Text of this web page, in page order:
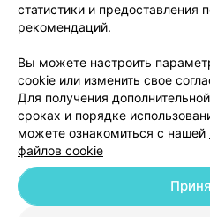
Добавить
статистики и предоставления
рекомендаций.
Вы можете настроить
cookie или изменить свое
Для получения
сроках и порядке
можете ознакомиться с нашей
файлов cookie